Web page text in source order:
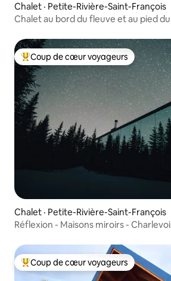
Chalet · Petite-Rivière-Saint-François
Chalet au bord du fleuve et au pied
Coup de cœur voyageurs parmi les
Coup de cœur voyageurs
Chalet · Petite-Rivière-Saint-François
Réflexion - Maisons miroirs -
Coup de cœur voyageurs parmi les
Coup de cœur voyageurs